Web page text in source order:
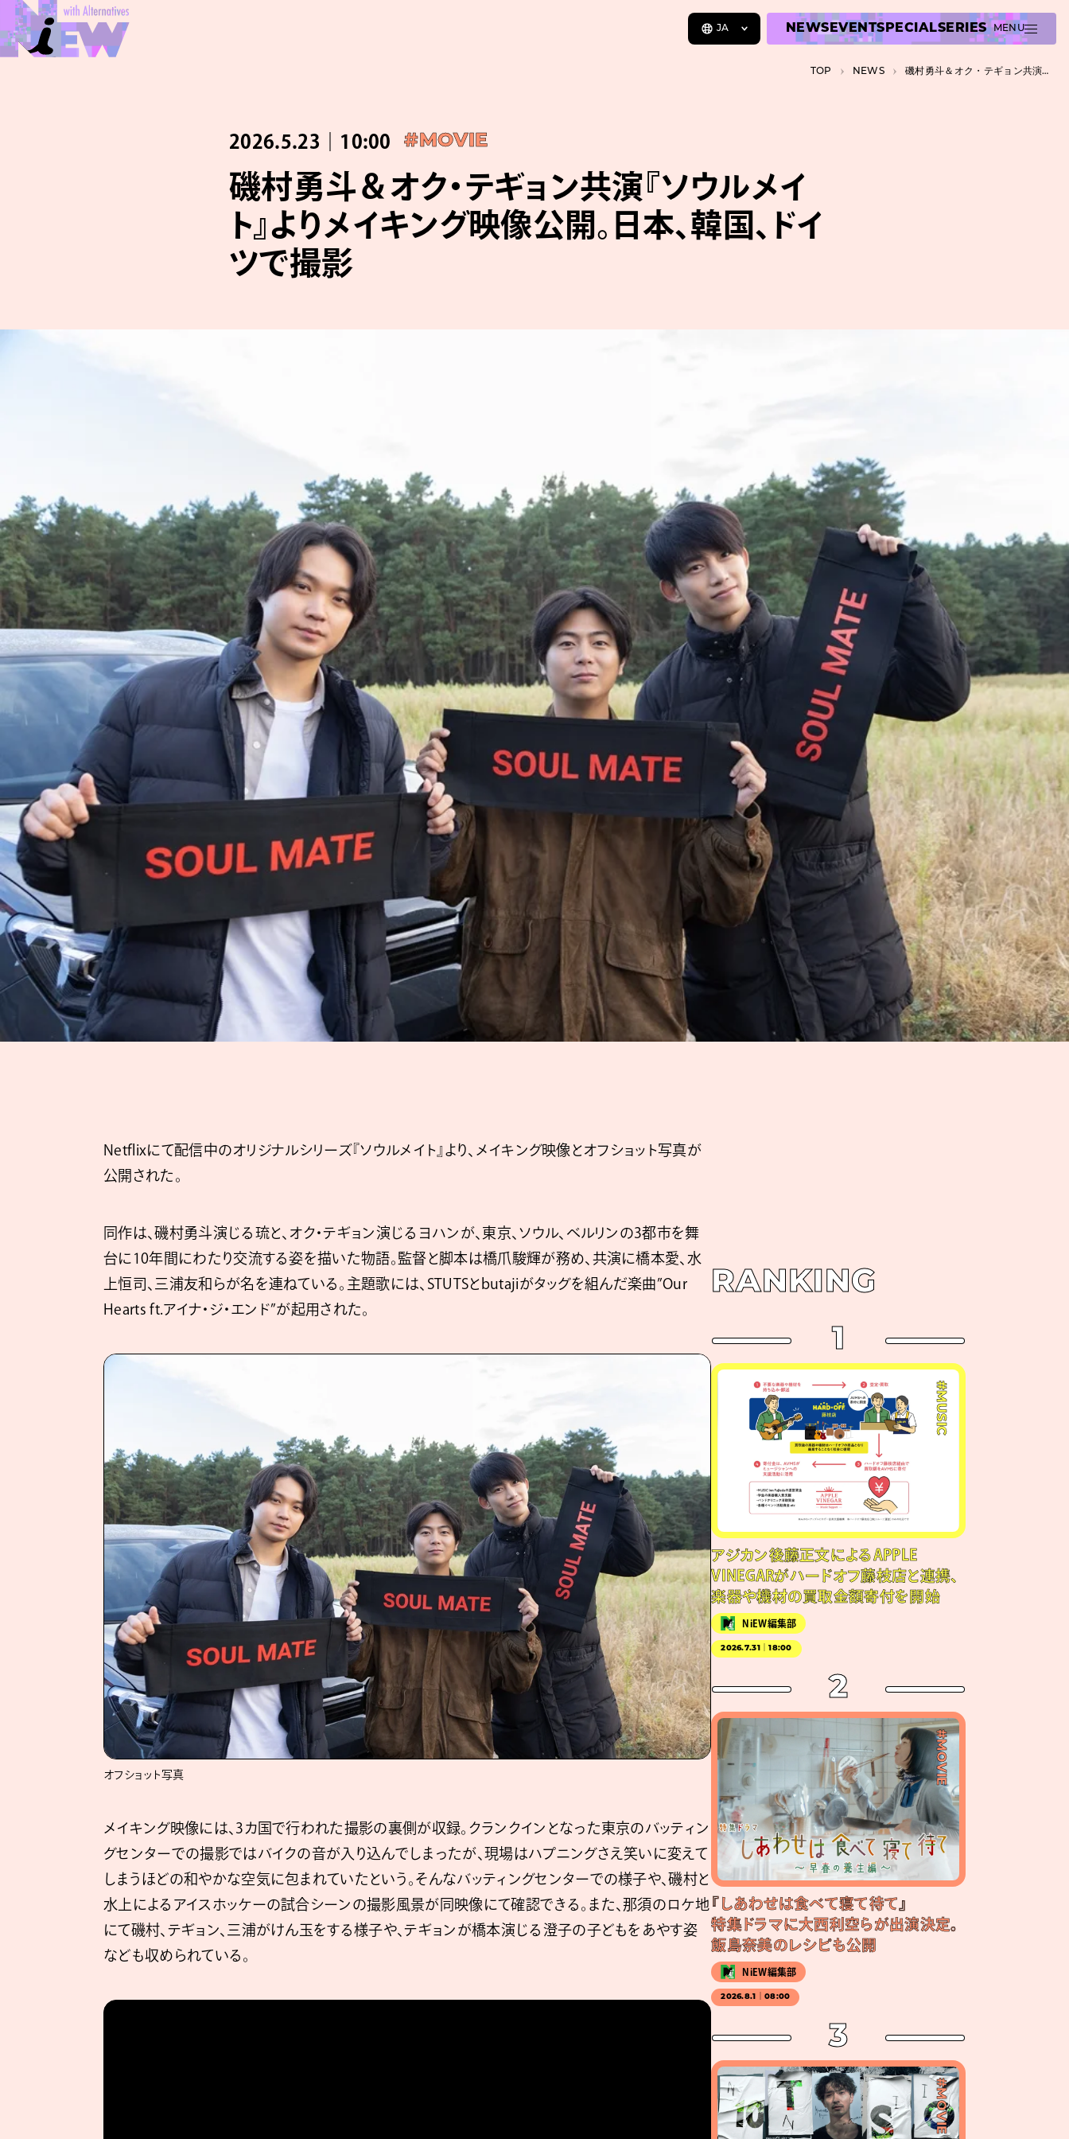
JA NEWSEVENTSPECIALSERIES MENU
TOP NEWS 磯村勇斗＆オク・テギョン共演『ソウルメイト』よりメイキング映像公開。日本、韓国、ドイツで撮影
2026.5.23｜10:00 #MOVIE
磯村勇斗＆オク・テギョン共演『ソウルメイ
ト』よりメイキング映像公開。日本、韓国、ドイ
ツで撮影
Netflixにて配信中のオリジナルシリーズ『ソウルメイト』より、メイキング映像とオフショット写真が
公開された。
同作は、磯村勇斗演じる琉と、オク・テギョン演じるヨハンが、東京、ソウル、ベルリンの3都市を舞
台に10年間にわたり交流する姿を描いた物語。監督と脚本は橋爪駿輝が務め、共演に橋本愛、水
上恒司、三浦友和らが名を連ねている。主題歌には、STUTSとbutajiがタッグを組んだ楽曲”Our
Hearts ft.アイナ・ジ・エンド”が起用された。
オフショット写真
メイキング映像には、3カ国で行われた撮影の裏側が収録。クランクインとなった東京のバッティン
グセンターでの撮影ではバイクの音が入り込んでしまったが、現場はハプニングさえ笑いに変えて
しまうほどの和やかな空気に包まれていたという。そんなバッティングセンターでの様子や、磯村と
水上によるアイスホッケーの試合シーンの撮影風景が同映像にて確認できる。また、那須のロケ地
にて磯村、テギョン、三浦がけん玉をする様子や、テギョンが橋本演じる澄子の子どもをあやす姿
なども収められている。
RANKING
1
#MUSIC
アジカン後藤正文によるAPPLE
VINEGARがハードオフ藤枝店と連携、
楽器や機材の買取金額寄付を開始
NiEW編集部
2026.7.31｜18:00
2
#MOVIE
『しあわせは食べて寝て待て』
特集ドラマに大西利空らが出演決定。
飯島奈美のレシピも公開
NiEW編集部
2026.8.1｜08:00
3
#MOVIE